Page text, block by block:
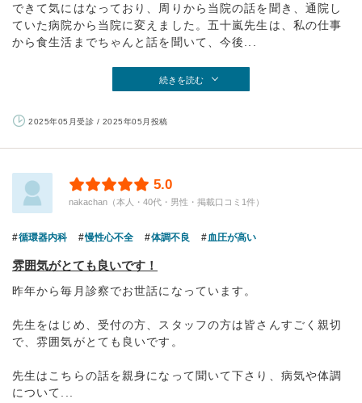
できて気にはなっており、周りから当院の話を聞き、通院し
ていた病院から当院に変えました。五十嵐先生は、私の仕事
から食生活までちゃんと話を聞いて、今後...
続きを読む
2025年05月受診 / 2025年05月投稿
5.0
nakachan（本人・40代・男性・掲載口コミ1件）
循環器内科 慢性心不全 体調不良 血圧が高い
雰囲気がとても良いです！
昨年から毎月診察でお世話になっています。
先生をはじめ、受付の方、スタッフの方は皆さんすごく親切
で、雰囲気がとても良いです。
先生はこちらの話を親身になって聞いて下さり、病気や体調
について...